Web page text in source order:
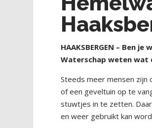
HAAKSBERGEN – Ben
Waterschap weten wat
Steeds meer mensen
of een geveltuin op te
stuwtjes in te zetten.
en weer gebruikt kan